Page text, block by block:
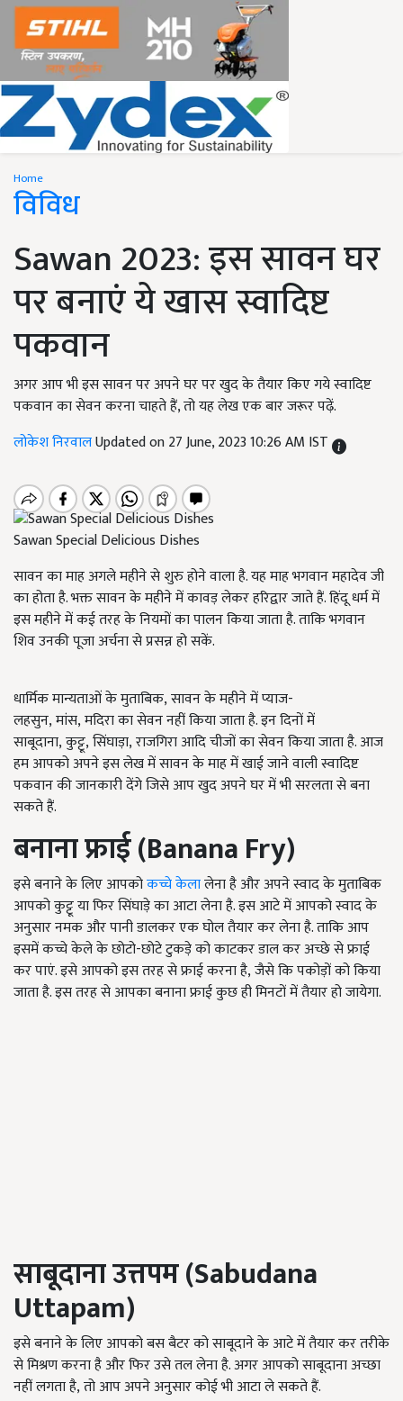
Home
विविध
Sawan 2023: इस सावन घर
पर बनाएं ये खास स्वादिष्ट
पकवान
अगर आप भी इस सावन पर अपने घर पर खुद के तैयार किए गये स्वादिष्ट
पकवान का सेवन करना चाहते हैं, तो यह लेख एक बार जरूर पढ़ें.
लोकेश निरवालUpdated on 27 June, 2023 10:26 AM IST
Sawan Special Delicious Dishes
सावन का माह अगले महीने से शुरु होने वाला है. यह माह भगवान महादेव जी
का होता है. भक्त सावन के महीने में कावड़ लेकर हरिद्वार जाते हैं. हिंदू धर्म में
इस महीने में कई तरह के नियमों का पालन किया जाता है. ताकि भगवान
शिव उनकी पूजा अर्चना से प्रसन्न हो सकें.
धार्मिक मान्यताओं के मुताबिक, सावन के महीने में प्याज-
लहसुन, मांस, मदिरा का सेवन नहीं किया जाता है. इन दिनों में
साबूदाना, कुट्टू, सिंघाड़ा, राजगिरा आदि चीजों का सेवन किया जाता है. आज
हम आपको अपने इस लेख में सावन के माह में खाई जाने वाली स्वादिष्ट
पकवान की जानकारी देंगे जिसे आप खुद अपने घर में भी सरलता से बना
सकते हैं.
बनाना फ्राई(Banana Fry)
इसे बनाने के लिए आपकोकच्चे केलालेना है और अपने स्वाद के मुताबिक
आपको कुट्टू या फिर सिंघाड़े का आटा लेना है. इस आटे में आपको स्वाद के
अनुसार नमक और पानी डालकर एक घोल तैयार कर लेना है. ताकि आप
इसमें कच्चे केले के छोटो-छोटे टुकड़े को काटकर डाल कर अच्छे से फ्राई
कर पाएं. इसे आपको इस तरह से फ्राई करना है, जैसे कि पकोड़ों को किया
जाता है. इस तरह से आपका बनाना फ्राई कुछ ही मिनटों में तैयार हो जायेगा.
साबूदाना उत्तपम(Sabudana
Uttapam)
इसे बनाने के लिए आपको बस बैटर को साबूदाने के आटे में तैयार कर तरीके
से मिश्रण करना है और फिर उसे तल लेना है. अगर आपको साबूदाना अच्छा
नहीं लगता है, तो आप अपने अनुसार कोई भी आटा ले सकते हैं.